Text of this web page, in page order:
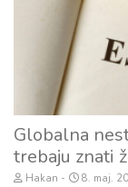
Globalna
trebaju znati
Hakan 8. maj.